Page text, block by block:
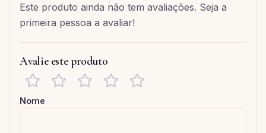
Este produto ainda não tem avaliações. Seja a
primeira pessoa a avaliar!
Avalie este produto
Nome